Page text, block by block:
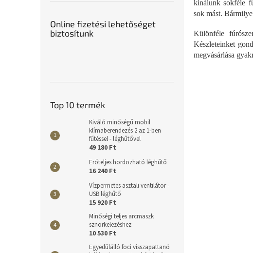
Online fizetési lehetőséget
biztosítunk
Top 10 termék
Kiváló minőségű mobil
klímaberendezés 2 az 1-ben
fűtéssel - léghűtővel
49 180 Ft
Erőteljes hordozható léghűtő
16 240 Ft
Vízpermetes asztali ventilátor -
USB léghűtő
15 920 Ft
Minőségi teljes arcmaszk
sznorkelezéshez
10 530 Ft
Egyedülálló foci visszapattanó
kínálunk sokféle
sok mást.
Különféle
Készleteinket
megvásárlása